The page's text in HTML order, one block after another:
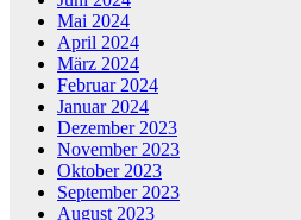
Mai 2024
April 2024
März 2024
Februar 2024
Januar 2024
Dezember 2023
November 2023
Oktober 2023
September 2023
August 2023